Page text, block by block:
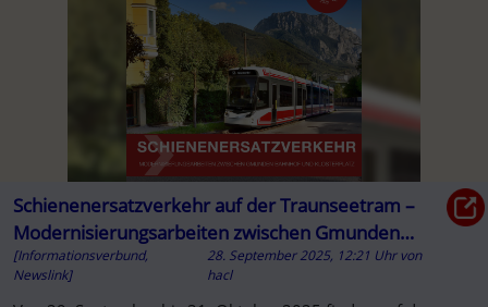
Schienenersatzverkehr auf der Traunseetram –
Modernisierungsarbeiten zwischen Gmunden
Bahnhof und Klosterplatz
[Informationsverbund,
Newslink]
28. September 2025, 12:21 Uhr von
hacl